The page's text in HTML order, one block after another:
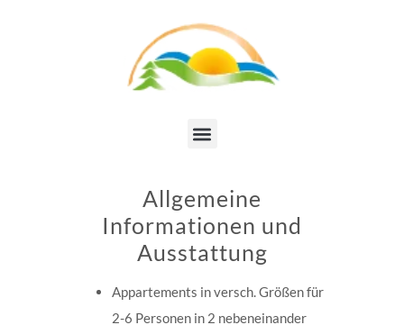
Allgemeine
Informationen und
Ausstattung
Appartements in versch. Größen für
2-6 Personen in 2 nebeneinander